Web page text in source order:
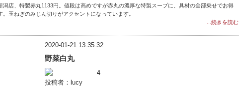
潟店、特製赤丸1133円。値段は高めですが赤丸の濃厚な特製スープに、具材の全部乗せでお得
。玉ねぎのみじん切りがアクセントになっています。
...続きを読む
2020-01-21 13:35:32
野菜白丸
4
投稿者：lucy